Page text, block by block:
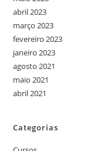
abril 2023
março 2023
fevereiro 2023
janeiro 2023
agosto 2021
maio 2021
abril 2021
Categorias